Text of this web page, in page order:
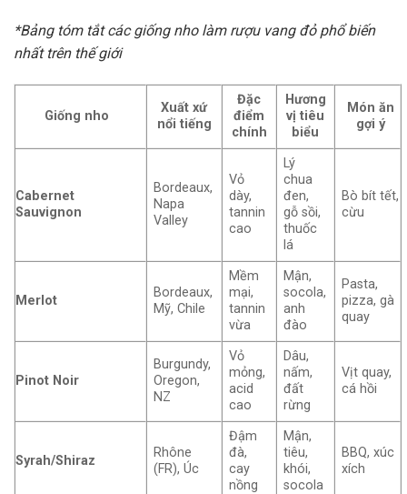
*Bảng tóm tắt các giống nho làm rượu vang đỏ phổ biến
nhất trên thế giới
Giống nho
Xuất xứ
nổi tiếng
Đặc
điểm
chính
Hương
vị tiêu
biểu
Món ăn
gợi ý
Cabernet
Sauvignon
Bordeaux,
Napa
Valley
Vỏ
dày,
tannin
cao
Lý
chua
đen,
gỗ sồi,
thuốc
lá
Bò bít tết,
cừu
Merlot
Bordeaux,
Mỹ, Chile
Mềm
mại,
tannin
vừa
Mận,
socola,
anh
đào
Pasta,
pizza, gà
quay
Pinot Noir
Burgundy,
Oregon,
NZ
Vỏ
mỏng,
acid
cao
Dâu,
nấm,
đất
rừng
Vịt quay,
cá hồi
Syrah/Shiraz
Rhône
(FR), Úc
Đậm
đà,
cay
nồng
Mận,
tiêu,
khói,
socola
BBQ, xúc
xích